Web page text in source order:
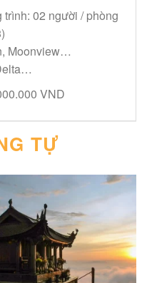
02 người / phòng
Moonview…
VND
TỰ